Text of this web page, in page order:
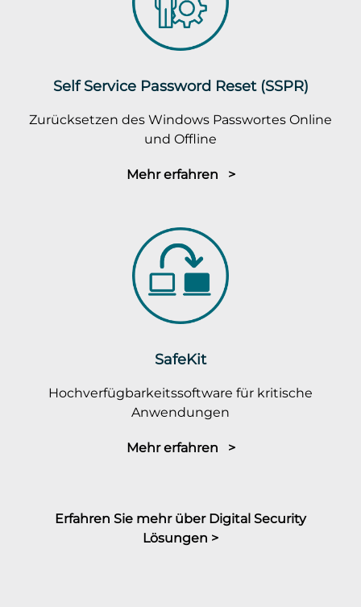
Self Service Password Reset (SSPR)
Zurücksetzen des Windows Passwortes Online
und Offline
Mehr erfahren >
SafeKit
Hochverfügbarkeitssoftware für kritische
Anwendungen
Mehr erfahren >
Erfahren Sie mehr über Digital Security
Lösungen >